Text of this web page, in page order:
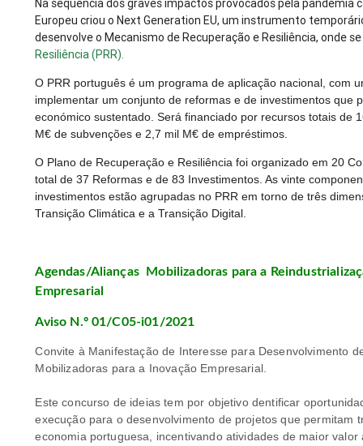
Na sequência dos graves impactos provocados pela pandemia
Europeu criou o Next Generation EU, um instrumento
desenvolve o Mecanismo de Recuperação e Resiliência, onde
Resiliência (PRR).
O PRR português é um programa de aplicação nacional, com
implementar um conjunto de reformas e de investimentos que
económico sustentado. Será financiado por recursos totais de
M€ de subvenções e 2,7 mil M€ de empréstimos.
O Plano de Recuperação e Resiliência foi organizado em 20
total de 37 Reformas e de 83 Investimentos. As vinte
investimentos estão agrupadas no PRR em torno de três
Transição Climática e a Transição Digital.
Agendas/Alianças Mobilizadoras para a
Empresarial
Aviso N.º 01/C05-i01/2021
Convite à Manifestação de Interesse para Desenvolvimento
Mobilizadoras para a Inovação Empresarial.
Este concurso de ideias tem por objetivo dentificar
execução para o desenvolvimento de projetos que permitam
economia portuguesa, incentivando atividades de maior